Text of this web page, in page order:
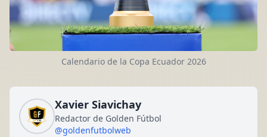
Calendario de la Copa Ecuador 2026
Xavier Siavichay
Redactor de Golden Fútbol
@goldenfutbolweb